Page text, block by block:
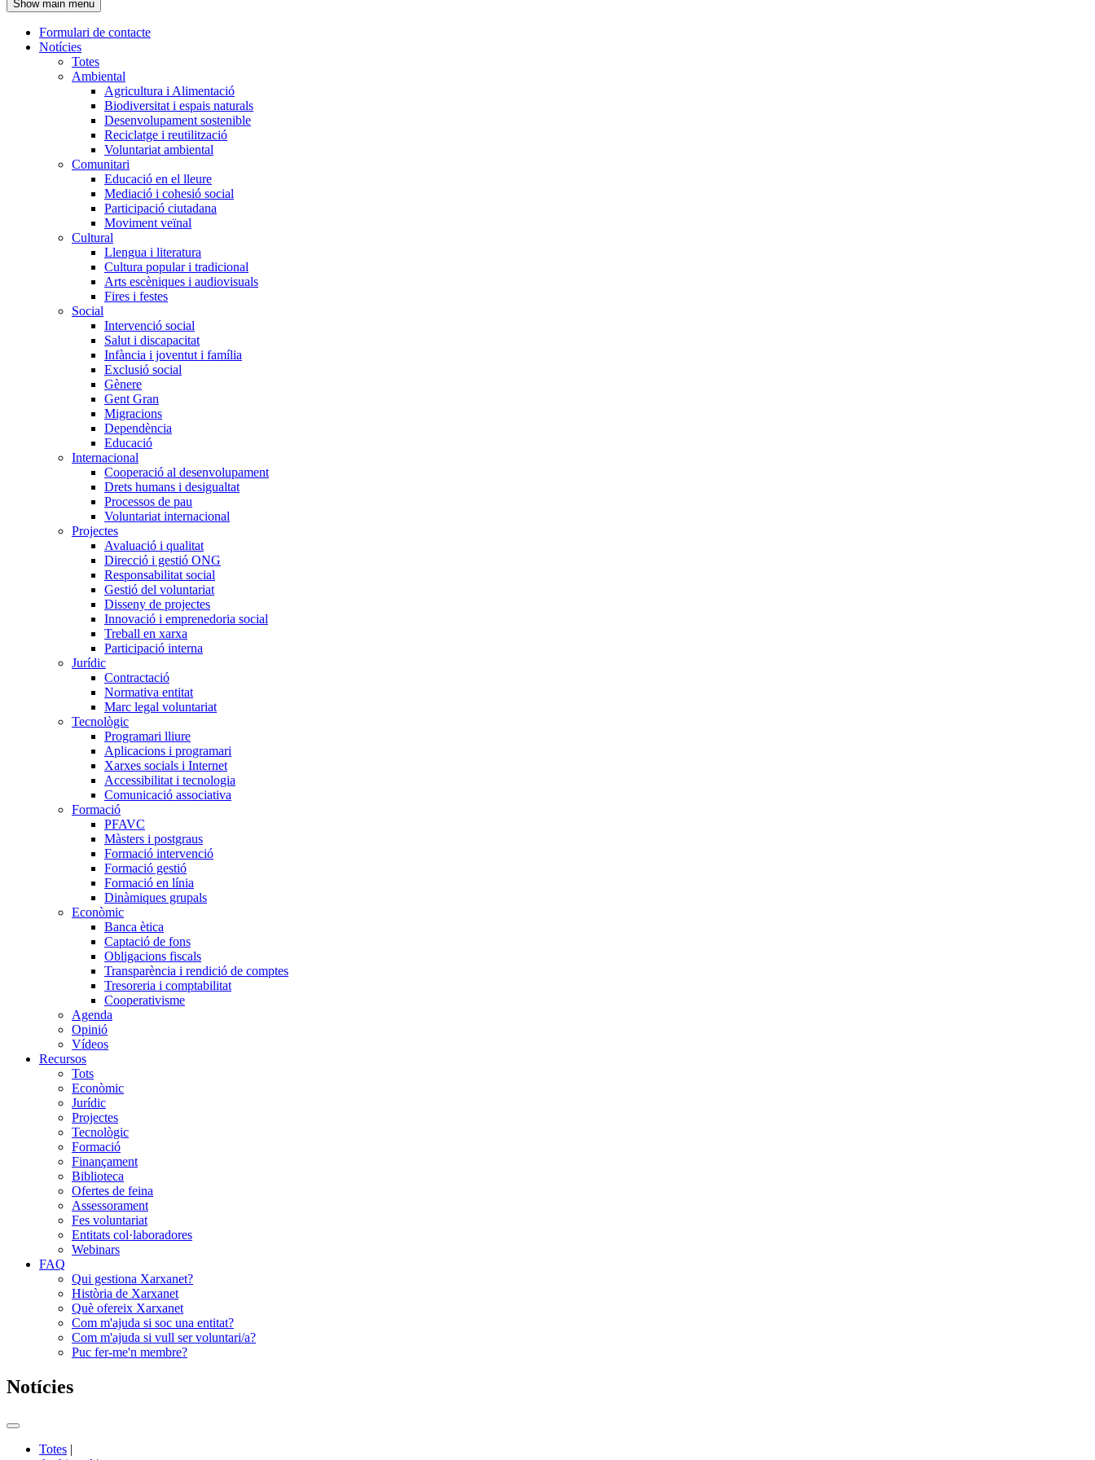
l'encapçalament
Show main menu
Navegació
principal
Formulari de contacte
Notícies
Totes
Ambiental
Agricultura i Alimentació
Biodiversitat i espais naturals
Desenvolupament sostenible
Reciclatge i reutilització
Voluntariat ambiental
Comunitari
Educació en el lleure
Mediació i cohesió social
Participació ciutadana
Moviment veïnal
Cultural
Llengua i literatura
Cultura popular i tradicional
Arts escèniques i audiovisuals
Fires i festes
Social
Intervenció social
Salut i discapacitat
Infància i joventut i família
Exclusió social
Gènere
Gent Gran
Migracions
Dependència
Educació
Internacional
Cooperació al desenvolupament
Drets humans i desigualtat
Processos de pau
Voluntariat internacional
Projectes
Avaluació i qualitat
Direcció i gestió ONG
Responsabilitat social
Gestió del voluntariat
Disseny de projectes
Innovació i emprenedoria social
Treball en xarxa
Participació interna
Jurídic
Contractació
Normativa entitat
Marc legal voluntariat
Tecnològic
Programari lliure
Aplicacions i programari
Xarxes socials i Internet
Accessibilitat i tecnologia
Comunicació associativa
Formació
PFAVC
Màsters i postgraus
Formació intervenció
Formació gestió
Formació en línia
Dinàmiques grupals
Econòmic
Banca ètica
Captació de fons
Obligacions fiscals
Transparència i rendició de comptes
Tresoreria i comptabilitat
Cooperativisme
Agenda
Opinió
Vídeos
Recursos
Tots
Econòmic
Jurídic
Projectes
Tecnològic
Formació
Finançament
Biblioteca
Ofertes de feina
Assessorament
Fes voluntariat
Entitats col·laboradores
Webinars
FAQ
Qui gestiona Xarxanet?
Història de Xarxanet
Què ofereix Xarxanet
Com m'ajuda si soc una entitat?
Com m'ajuda si vull ser voluntari/a?
Puc fer-me'n membre?
Notícies
Commutador
Totes |